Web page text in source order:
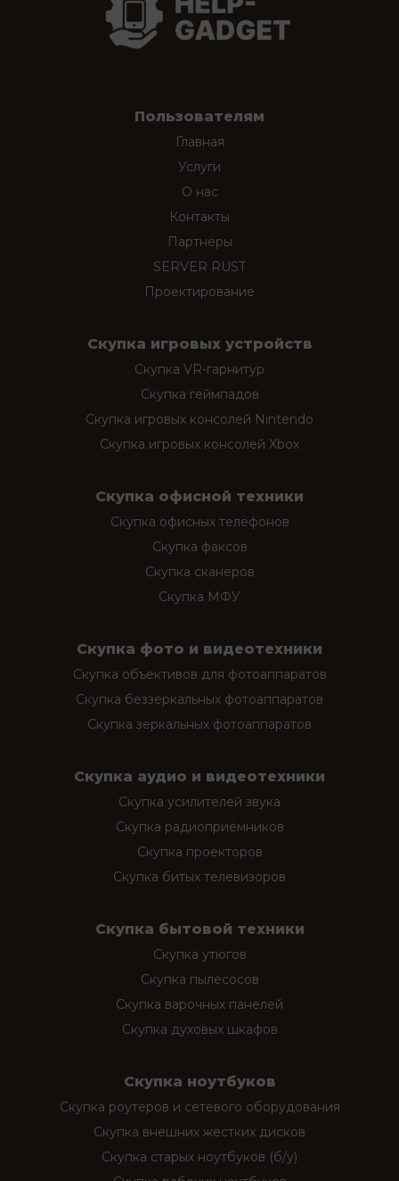
Пользователям
Главная
Услуги
О нас
Контакты
Партнеры
SERVER RUST
Проектирование
Скупка игровых устройств
Скупка VR-гарнитур
Скупка геймпадов
Скупка игровых консолей Nintendo
Скупка игровых консолей Xbox
Скупка офисной техники
Скупка офисных телефонов
Скупка факсов
Скупка сканеров
Скупка МФУ
Скупка фото и видеотехники
Скупка объективов для фотоаппаратов
Скупка беззеркальных фотоаппаратов
Скупка зеркальных фотоаппаратов
Скупка аудио и видеотехники
Скупка усилителей звука
Скупка радиоприёмников
Скупка проекторов
Скупка битых телевизоров
Скупка бытовой техники
Скупка утюгов
Скупка пылесосов
Скупка варочных панелей
Скупка духовых шкафов
Скупка ноутбуков
Скупка роутеров и сетевого оборудования
Скупка внешних жестких дисков
Скупка старых ноутбуков (б/у)